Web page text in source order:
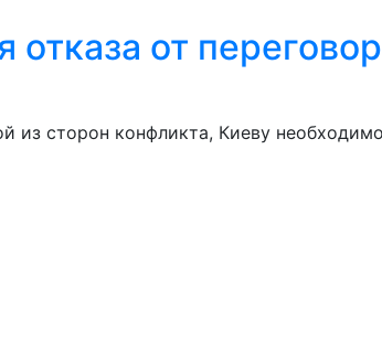
отказа от
из сторон конфликта, Киеву